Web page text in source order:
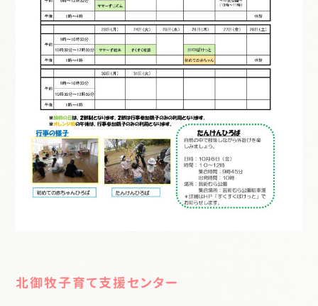
北御牧子育て支援センター